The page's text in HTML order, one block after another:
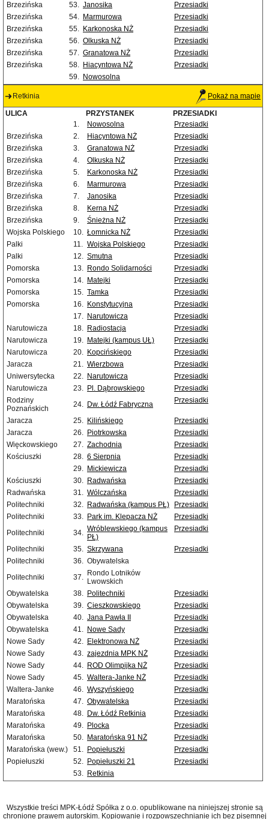
Brzezińska
53. Janosika
Przesiadki
Brzezińska
54. Marmurowa
Przesiadki
Brzezińska
55. Karkonoska NŻ
Przesiadki
Brzezińska
56. Olkuska NŻ
Przesiadki
Brzezińska
57. Granatowa NŻ
Przesiadki
Brzezińska
58. Hiacyntowa NŻ
Przesiadki
59. Nowosolna
Retkinia Pokaż na mapie
ULICA PRZYSTANEK
PRZESIADKI
1.
Nowosolna
Przesiadki
Brzezińska
2. Hiacyntowa NŻ
Przesiadki
Brzezińska
3. Granatowa NŻ
Przesiadki
Brzezińska
4. Olkuska NŻ
Przesiadki
Brzezińska
5. Karkonoska NŻ
Przesiadki
Brzezińska
6. Marmurowa
Przesiadki
Brzezińska
7. Janosika
Przesiadki
Brzezińska
8. Kerna NŻ
Przesiadki
Brzezińska
9. Śnieżna NŻ
Przesiadki
Wojska Polskiego
10. Łomnicka NŻ
Przesiadki
Palki
11. Wojska Polskiego
Przesiadki
Palki
12. Smutna
Przesiadki
Pomorska
13. Rondo Solidarności
Przesiadki
Pomorska
14. Matejki
Przesiadki
Pomorska
15. Tamka
Przesiadki
Pomorska
16. Konstytucyjna
Przesiadki
17. Narutowicza
Przesiadki
Narutowicza
18. Radiostacja
Przesiadki
Narutowicza
19. Matejki (kampus UŁ)
Przesiadki
Narutowicza
20. Kopcińskiego
Przesiadki
Jaracza
21. Wierzbowa
Przesiadki
Uniwersytecka
22. Narutowicza
Przesiadki
Narutowicza
23. Pl. Dąbrowskiego
Przesiadki
Rodziny
Poznańskich
24. Dw. Łódź Fabryczna Przesiadki
Jaracza 25. Kilińskiego
Przesiadki
Jaracza
26. Piotrkowska
Przesiadki
Więckowskiego
27. Zachodnia
Przesiadki
Kościuszki
28. 6 Sierpnia
Przesiadki
29. Mickiewicza
Przesiadki
Kościuszki
30. Radwańska
Przesiadki
Radwańska
31. Wólczańska
Przesiadki
Politechniki
32. Radwańska (kampus PŁ)
Przesiadki
Politechniki
33. Park im. Klepacza NŻ
Przesiadki
Politechniki
34. Wróblewskiego (kampus
PŁ)
Przesiadki
Politechniki 35. Skrzywana
Przesiadki
Politechniki
36. Obywatelska
Politechniki
37. Rondo Lotników
Lwowskich
Obywatelska
38. Politechniki
Przesiadki
Obywatelska
39. Cieszkowskiego
Przesiadki
Obywatelska
40. Jana Pawła II
Przesiadki
Obywatelska
41. Nowe Sady
Przesiadki
Nowe Sady
42. Elektronowa NŻ
Przesiadki
Nowe Sady
43. zajezdnia MPK NŻ
Przesiadki
Nowe Sady
44. ROD Olimpijka NŻ
Przesiadki
Nowe Sady
45. Waltera-Janke NŻ
Przesiadki
Waltera-Janke
46. Wyszyńskiego
Przesiadki
Maratońska
47. Obywatelska
Przesiadki
Maratońska
48. Dw. Łódź Retkinia
Przesiadki
Maratońska
49. Plocka
Przesiadki
Maratońska
50. Maratońska 91 NŻ
Przesiadki
Maratońska (wew.)
51. Popiełuszki
Przesiadki
Popiełuszki
52. Popiełuszki 21
Przesiadki
53. Retkinia
Wszystkie treści MPK-Łódź Spółka z o.o. opublikowane na niniejszej stronie są
chronione prawem autorskim. Kopiowanie i rozpowszechnianie ich bez pisemnej